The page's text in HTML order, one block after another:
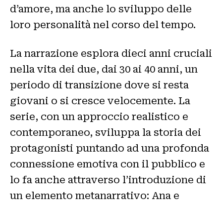
d’amore, ma anche lo sviluppo delle
loro personalità nel corso del tempo.
La narrazione esplora dieci anni cruciali
nella vita dei due, dai 30 ai 40 anni, un
periodo di transizione dove si resta
giovani o si cresce velocemente. La
serie, con un approccio realistico e
contemporaneo, sviluppa la storia dei
protagonisti puntando ad una profonda
connessione emotiva con il pubblico e
lo fa anche attraverso l’introduzione di
un elemento metanarrativo: Ana e